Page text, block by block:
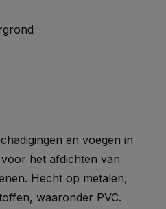
en voegen in
het afdichten van
Hecht op metalen,
waaronder PVC.